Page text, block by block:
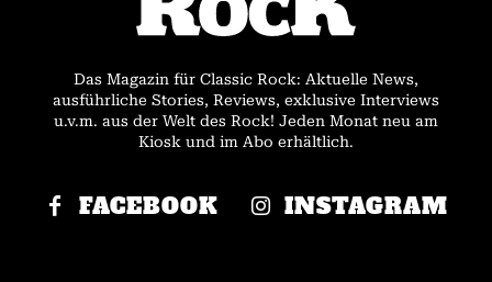
Das Magazin für Classic Rock: Aktuelle News,
ausführliche Stories, Reviews, exklusive Interviews
u.v.m. aus der Welt des Rock! Jeden Monat neu am
Kiosk und im Abo erhältlich.
FACEBOOK INSTAGRAM